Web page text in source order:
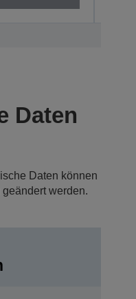
Daten
Daten können
werden.